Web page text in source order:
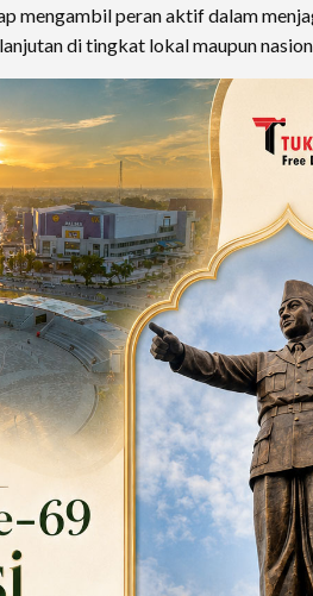
mengambil peran aktif dalam
di tingkat lokal maupun